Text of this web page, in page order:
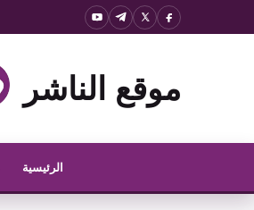
موقع الناشر
الرئيسية